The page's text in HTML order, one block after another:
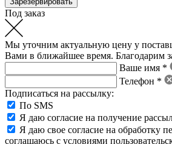
Под заказ
Мы уточним актуальную цену у
Вами в ближайшее время. Благодарим
Ваше имя *
Телефон *
Подписаться на рассылку:
По SMS
Я даю согласие на получение
Я даю свое согласие на обработку
соглашаюсь с условиями